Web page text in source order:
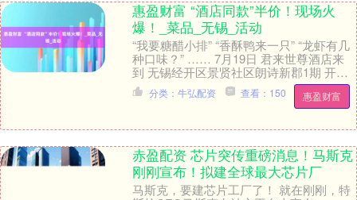
惠盈财富 “酒店同款”半价！现场火
爆！_菜品_无锡_活动
“我要糖醋小排” “香酥鸭来一只” “龙虾有几
种口味？” …… 7月19日 君来世尊酒店来
到 无锡经开区景贤社区朗诗新郡1期 开展
美食进社区服务 售卖的菜品价格....
惠盈财富
分类：牛弘配资 查看：150
赤盈配资 芯片突传重磅消息！马斯克
刚刚宣布！拟建全球最大芯片厂
马斯克，要建芯片工厂了！ 就在刚刚，特